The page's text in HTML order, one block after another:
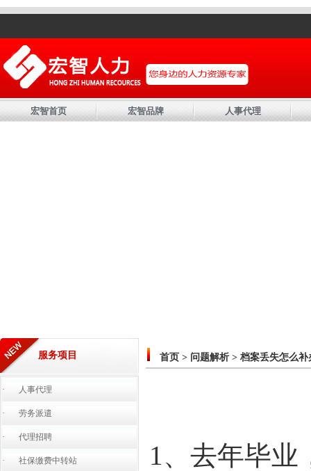
宏智首页 宏智品牌 人事代理
服务项目
· 人事代理
· 劳务派遣
· 代理招聘
· 社保缴费中转站
首页 > 问题解析 > 档案丢失怎么补
1、去年毕业